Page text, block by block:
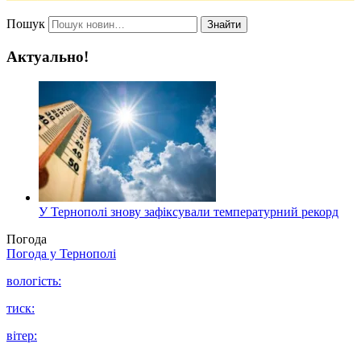
Пошук Знайти
Актуально!
У Тернополі знову зафіксували температурний рекорд
Погода
Погода у Тернополі
вологість:
тиск:
вітер: